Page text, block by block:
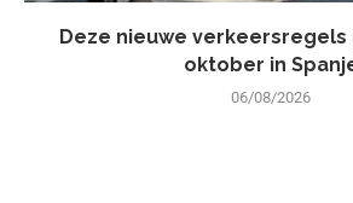
Deze nieuwe
oktober in
06/08/2026